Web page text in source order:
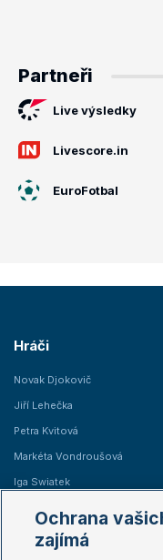
Partneři
Live výsledky
Livescore.in
EuroFotbal
Hráči
Novak Djokovič
Jiří Lehečka
Petra Kvitová
Markéta Vondroušová
Iga Swiatek
Žebříčky
Ochrana
zajímá